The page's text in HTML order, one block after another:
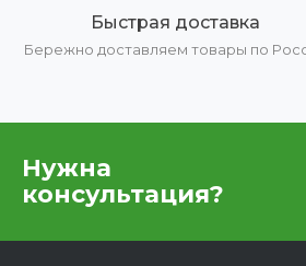
Быстрая доставка
Бережно доставляем товары по
Нужна
консультация?